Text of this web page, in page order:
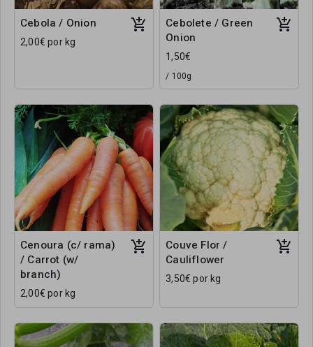
Cebola / Onion
2,00€ por kg
Cebolete / Green
Onion
1,50€
/ 100g
Cenoura (c/ rama)
/ Carrot (w/
branch)
2,00€ por kg
Couve Flor /
Cauliflower
3,50€ por kg